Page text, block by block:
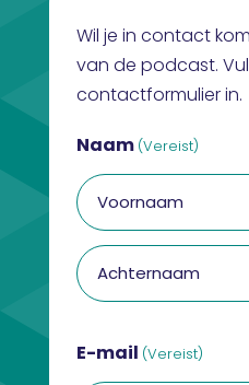
Wil je in contact
van de podcast.
contactformulier in.
Naam (Vereist)
Voornaam
E-mail (Vereist)